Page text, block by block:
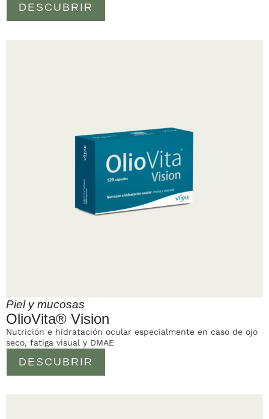
DESCUBRIR
Piel y mucosas
OlioVita® Vision
DESCUBRIR
Nutrición e hidratación ocular especialmente en caso de ojo
seco, fatiga visual y DMAE